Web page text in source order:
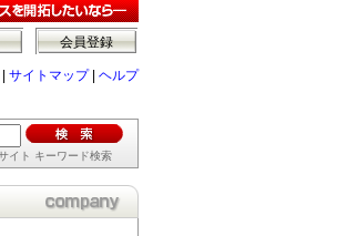
会員登録
サイトマップ| ヘルプ
イト キーワード検索